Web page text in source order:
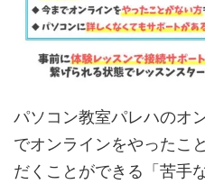
パソコン教室パレハのオ
でオンラインをやったこ
だくことができる「苦手